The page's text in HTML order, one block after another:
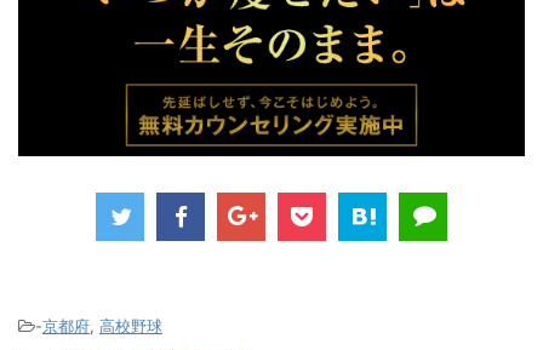
-京都府, 高校野球